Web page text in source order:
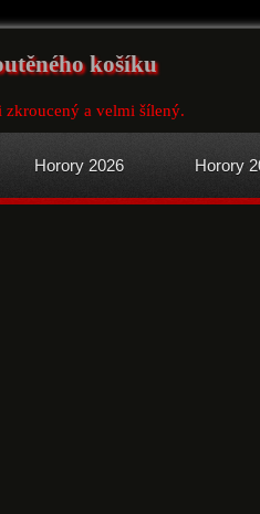
košíku
a velmi šílený.
Horory 2026 Horory